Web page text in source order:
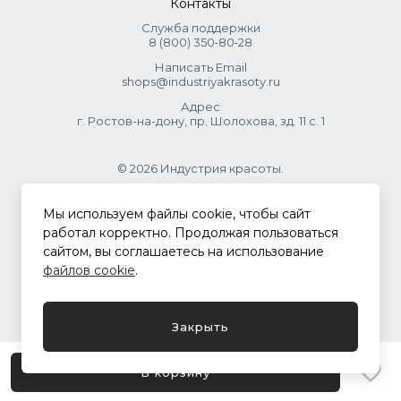
В корзину
Naphthol, Toluene-2,5-Diamine Sulfate, 4-Chlorosercinol, 2-
Amino-3-Hydroxypyridine, 4-amino-2-Hydroxytoluene 2-
Methylresorcinol, 2,4- Diaminophenoxyethanol HCL, 4-
Amino-M-Cresol, 2-Methylresorcinol, 1- Hydroxyethyl-4,5-
Контакты
Служба поддержки
8 (800) 350‑80‑28
Написать Email
shops@industriyakrasoty.ru
Адрес
г. Ростов-на-дону, пр. Шолохова, зд. 11 с. 1
© 2026 Индустрия красоты.
.
Политика конфиденциальности
Мы используем файлы cookie, чтобы сайт
работал корректно. Продолжая пользоваться
сайтом, вы соглашаетесь на использование
файлов cookie.
Закрыть